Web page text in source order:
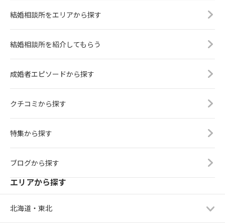
結婚相談所をエリアから探す
結婚相談所を紹介してもらう
成婚者エピソードから探す
クチコミから探す
特集から探す
ブログから探す
エリアから探す
北海道・東北